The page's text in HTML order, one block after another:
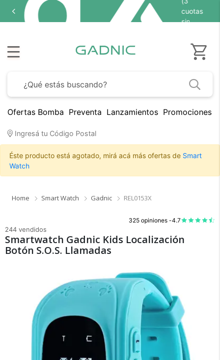
cuotas
Hasta9 cuotas
en
Ofertas Bomba Preventa Lanzamientos Promociones
Ingresá tu Código Postal
Éste producto está agotado, mirá acá más ofertas de Smart
Watch
Home Smart Watch Gadnic REL0153X
325 opiniones -4.7
244 vendidos
Smartwatch Gadnic Kids Localización
Botón S.O.S. Llamadas